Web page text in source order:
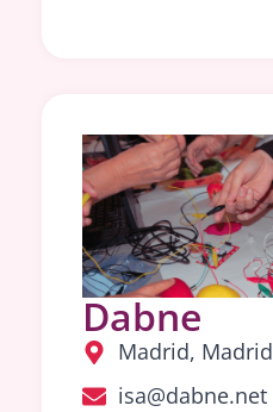
Dabne
Madrid, Madrid
isa@dabne.net